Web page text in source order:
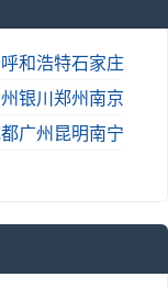
呼和浩特石家庄
银川郑州南京
广州昆明南宁